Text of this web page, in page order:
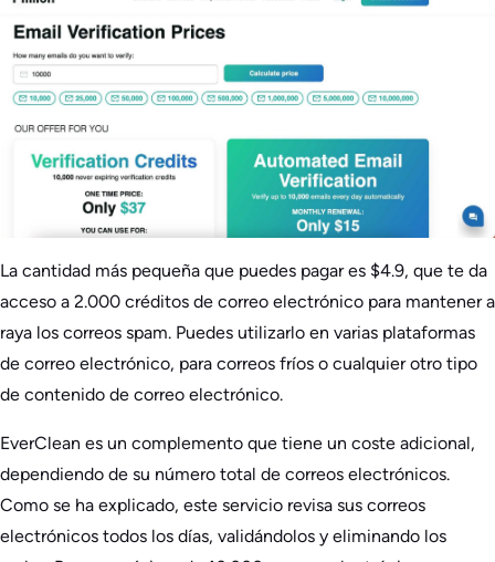
La cantidad más pequeña que puedes pagar es $4.9, que te da
acceso a 2.000 créditos de correo electrónico para mantener a
raya los correos spam. Puedes utilizarlo en varias plataformas
de correo electrónico, para correos fríos o cualquier otro tipo
de contenido de correo electrónico.
EverClean es un complemento que tiene un coste adicional,
dependiendo de su número total de correos electrónicos.
Como se ha explicado, este servicio revisa sus correos
electrónicos todos los días, validándolos y eliminando los